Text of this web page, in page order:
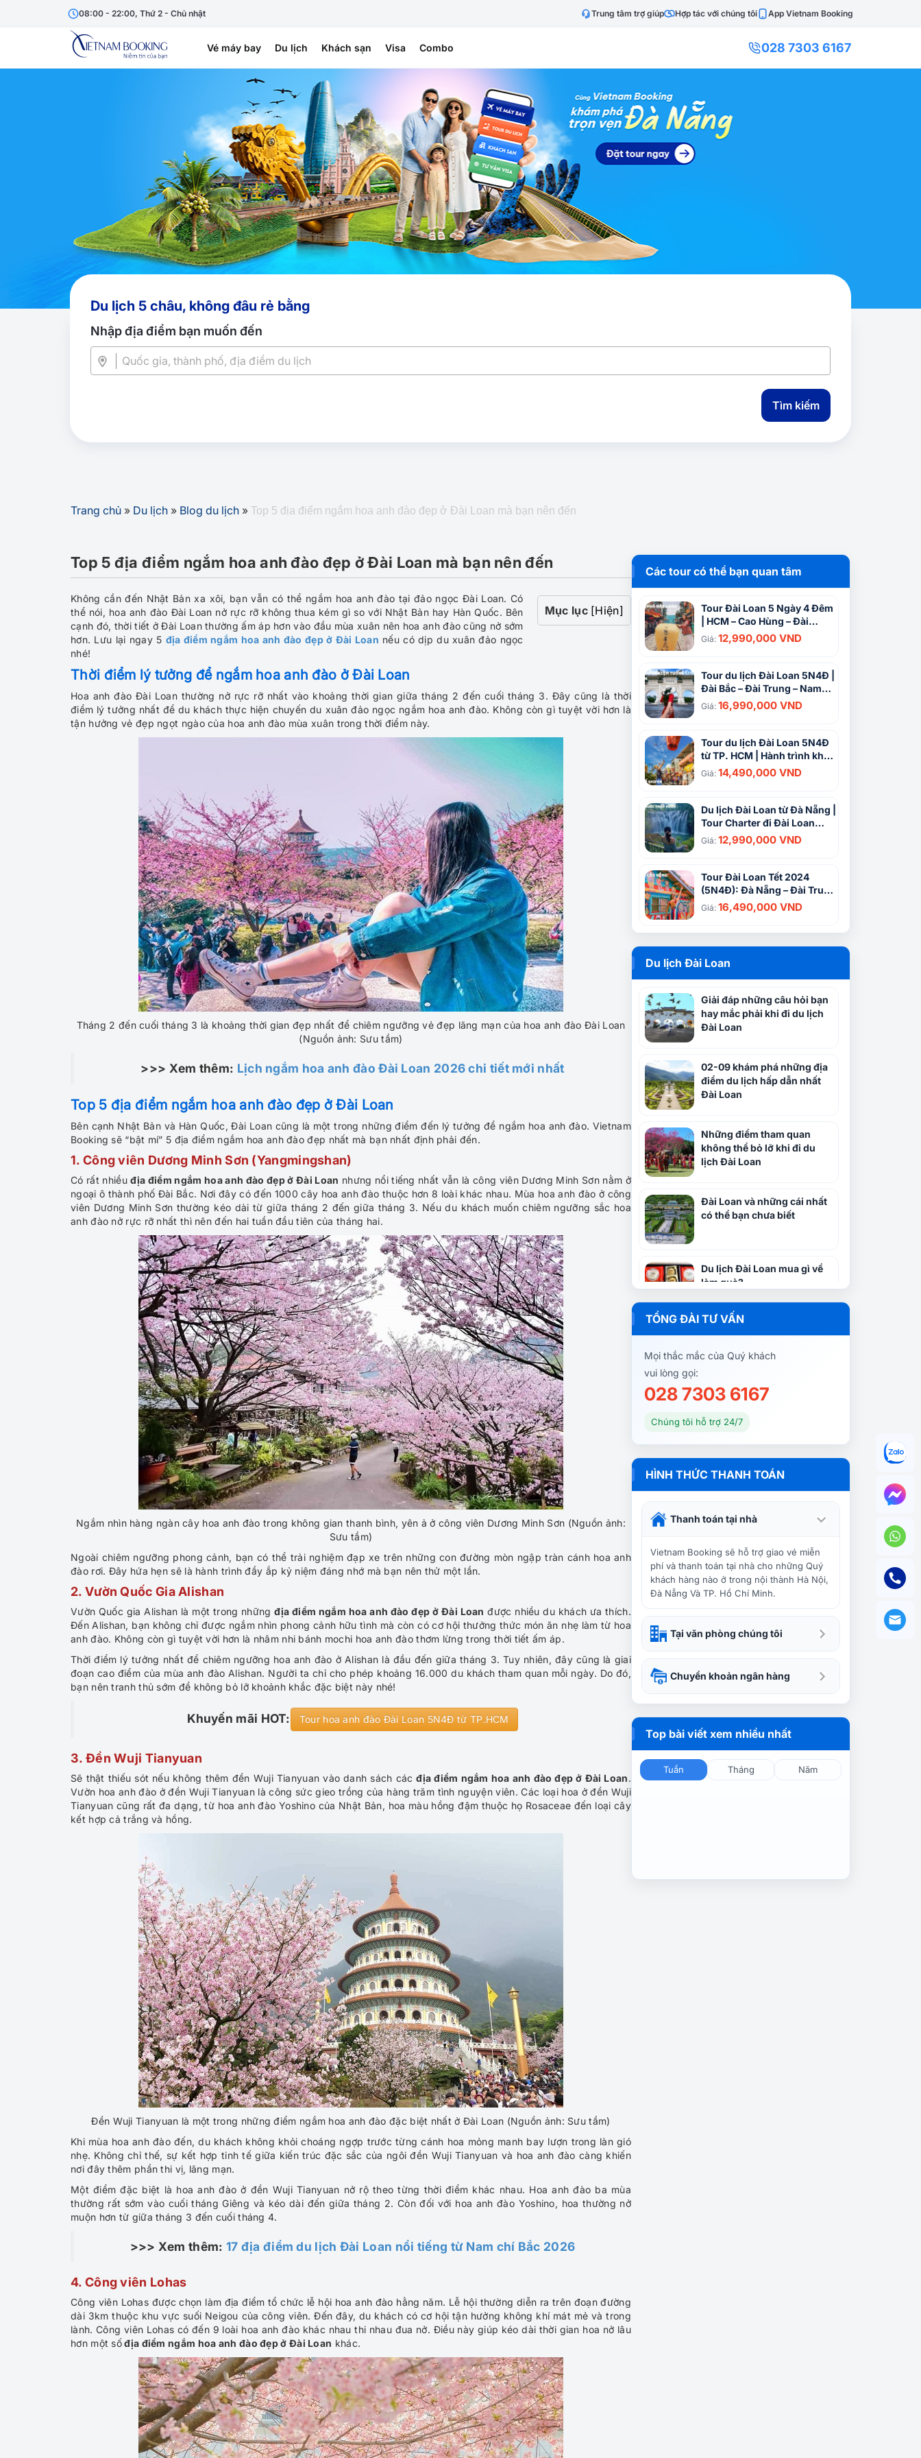
08:00 - 22:00, Thứ 2 - Chủ nhật Trung tâm trợ giúp Hợp tác với chúng tôi App Vietnam Booking
Vé máy bay Du lịch Khách sạn Visa Combo 028 7303 6167
Du lịch 5 châu, không đâu rẻ bằng
Nhập địa điểm bạn muốn đến
Tìm kiếm
Trang chủ » Du lịch » Blog du lịch » Top 5 địa điểm ngắm hoa anh đào đẹp ở Đài Loan mà bạn nên đến
Top 5 địa điểm ngắm hoa anh đào đẹp ở Đài Loan mà bạn nên đến
Mục lục [Hiện]
Không cần đến Nhật Bản xa xôi, bạn vẫn có thể ngắm hoa anh đào tại đảo ngọc Đài Loan. Có
thể nói, hoa anh đào Đài Loan nở rực rỡ không thua kém gì so với Nhật Bản hay Hàn Quốc. Bên
cạnh đó, thời tiết ở Đài Loan thường ấm áp hơn vào đầu mùa xuân nên hoa anh đào cũng nở sớm
hơn. Lưu lại ngay 5 địa điểm ngắm hoa anh đào đẹp ở Đài Loan nếu có dịp du xuân đảo ngọc
nhé!
Thời điểm lý tưởng để ngắm hoa anh đào ở Đài Loan
Hoa anh đào Đài Loan thường nở rực rỡ nhất vào khoảng thời gian giữa tháng 2 đến cuối tháng 3. Đây cũng là thời
điểm lý tưởng nhất để du khách thực hiện chuyến du xuân đảo ngọc ngắm hoa anh đào. Không còn gì tuyệt vời hơn là
tận hưởng vẻ đẹp ngọt ngào của hoa anh đào mùa xuân trong thời điểm này.
Tháng 2 đến cuối tháng 3 là khoảng thời gian đẹp nhất để chiêm ngưỡng vẻ đẹp lãng mạn của hoa anh đào Đài Loan
(Nguồn ảnh: Sưu tầm)
>>> Xem thêm: Lịch ngắm hoa anh đào Đài Loan 2026 chi tiết mới nhất
Top 5 địa điểm ngắm hoa anh đào đẹp ở Đài Loan
Bên cạnh Nhật Bản và Hàn Quốc, Đài Loan cũng là một trong những điểm đến lý tưởng để ngắm hoa anh đào. Vietnam
Booking sẽ “bật mí” 5 địa điểm ngắm hoa anh đào đẹp nhất mà bạn nhất định phải đến.
1. Công viên Dương Minh Sơn (Yangmingshan)
Có rất nhiềuđịa điểm ngắm hoa anh đào đẹp ở Đài Loan nhưng nổi tiếng nhất vẫn là công viên Dương Minh Sơn nằm ở
ngoại ô thành phố Đài Bắc. Nơi đây có đến 1000 cây hoa anh đào thuộc hơn 8 loài khác nhau. Mùa hoa anh đào ở công
viên Dương Minh Sơn thường kéo dài từ giữa tháng 2 đến giữa tháng 3. Nếu du khách muốn chiêm ngưỡng sắc hoa
anh đào nở rực rỡ nhất thì nên đến hai tuần đầu tiên của tháng hai.
Ngắm nhìn hàng ngàn cây hoa anh đào trong không gian thanh bình, yên ả ở công viên Dương Minh Sơn (Nguồn ảnh:
Sưu tầm)
Ngoài chiêm ngưỡng phong cảnh, bạn có thể trải nghiệm đạp xe trên những con đường mòn ngập tràn cánh hoa anh
đào rơi. Đây hứa hẹn sẽ là hành trình đầy ắp kỷ niệm đáng nhớ mà bạn nên thử một lần.
2. Vườn Quốc Gia Alishan
Vườn Quốc gia Alishan là một trong nhữngđịa điểm ngắm hoa anh đào đẹp ở Đài Loan được nhiều du khách ưa thích.
Đến Alishan, bạn không chỉ được ngắm nhìn phong cảnh hữu tình mà còn có cơ hội thưởng thức món ăn nhẹ làm từ hoa
anh đào. Không còn gì tuyệt vời hơn là nhâm nhi bánh mochi hoa anh đào thơm lừng trong thời tiết ấm áp.
Thời điểm lý tưởng nhất để chiêm ngưỡng hoa anh đào ở Alishan là đầu đến giữa tháng 3. Tuy nhiên, đây cũng là giai
đoạn cao điểm của mùa anh đào Alishan. Người ta chỉ cho phép khoảng 16.000 du khách tham quan mỗi ngày. Do đó,
bạn nên tranh thủ sớm để không bỏ lỡ khoảnh khắc đặc biệt này nhé!
Khuyến mãi HOT: Tour hoa anh đào Đài Loan 5N4Đ từ TP.HCM
3. Đền Wuji Tianyuan
Sẽ thật thiếu sót nếu không thêm đền Wuji Tianyuan vào danh sách cácđịa điểm ngắm hoa anh đào đẹp ở Đài Loan.
Vườn hoa anh đào ở đền Wuji Tianyuan là công sức gieo trồng của hàng trăm tình nguyện viên. Các loại hoa ở đền Wuji
Tianyuan cũng rất đa dạng, từ hoa anh đào Yoshino của Nhật Bản, hoa màu hồng đậm thuộc họ Rosaceae đến loại cây
kết hợp cả trắng và hồng.
Đền Wuji Tianyuan là một trong những điểm ngắm hoa anh đào đặc biệt nhất ở Đài Loan (Nguồn ảnh: Sưu tầm)
Khi mùa hoa anh đào đến, du khách không khỏi choáng ngợp trước từng cánh hoa mỏng manh bay lượn trong làn gió
nhẹ. Không chỉ thế, sự kết hợp tinh tế giữa kiến trúc đặc sắc của ngôi đền Wuji Tianyuan và hoa anh đào càng khiến
nơi đây thêm phần thi vị, lãng mạn.
Một điểm đặc biệt là hoa anh đào ở đền Wuji Tianyuan nở rộ theo từng thời điểm khác nhau. Hoa anh đào ba mùa
thường rất sớm vào cuối tháng Giêng và kéo dài đến giữa tháng 2. Còn đối với hoa anh đào Yoshino, hoa thường nở
muộn hơn từ giữa tháng 3 đến cuối tháng 4.
>>> Xem thêm: 17 địa điểm du lịch Đài Loan nổi tiếng từ Nam chí Bắc 2026
4. Công viên Lohas
Công viên Lohas được chọn làm địa điểm tổ chức lễ hội hoa anh đào hằng năm. Lễ hội thường diễn ra trên đoạn đường
dài 3km thuộc khu vực suối Neigou của công viên. Đến đây, du khách có cơ hội tận hưởng không khí mát mẻ và trong
lành. Công viên Lohas có đến 9 loài hoa anh đào khác nhau thi nhau đua nở. Điều này giúp kéo dài thời gian hoa nở lâu
hơn một sốđịa điểm ngắm hoa anh đào đẹp ở Đài Loan khác.
Các tour có thể bạn quan tâm
Tour Đài Loan 5 Ngày 4 Đêm
| HCM – Cao Hùng – Đài
Trung – Đài Bắc
Giá: 12,990,000 VND
Tour du lịch Đài Loan 5N4Đ |
Đài Bắc – Đài Trung – Nam
Đầu – Cao Hùng dịp Lễ
30/4/2024
Giá: 16,990,000 VND
Tour du lịch Đài Loan 5N4Đ
từ TP. HCM | Hành trình khám
phá Đài Bắc – Đài Trung – Cao
Giá: 14,490,000 VND
Du lịch Đài Loan từ Đà Nẵng |
Tour Charter đi Đài Loan
5N4D
Giá: 12,990,000 VND
Tour Đài Loan Tết 2024
(5N4Đ): Đà Nẵng – Đài Trung
– Đài Bắc
Giá: 16,490,000 VND
Du lịch Đài Loan
Giải đáp những câu hỏi bạn
hay mắc phải khi đi du lịch
Đài Loan
02-09 khám phá những địa
điểm du lịch hấp dẫn nhất
Đài Loan
Những điểm tham quan
không thể bỏ lỡ khi đi du
lịch Đài Loan
Đài Loan và những cái nhất
có thể bạn chưa biết
Du lịch Đài Loan mua gì về
làm quà?
Đến Đài Loan thưởng ngoạn
vẻ đẹp hồ Nhật Nguyệt
5 địa điểm thăm quan Đài
Loan nhất định phải đến
một lần trong đời
Du lịch Đài Loan – dễ đi khó
Đài Loan tiết kiệm
lịch hấp dẫn tại Hoa Liên Đài
Loan
Du lịch Đài Loan khám phá
chốn bồng lai tiên cảnh
Du lịch Đài Loan mùa nào
đẹp?
TỔNG ĐÀI TƯ VẤN
Mọi thắc mắc của Quý khách
vui lòng gọi:
028 7303 6167
Chúng tôi hỗ trợ 24/7
HÌNH THỨC THANH TOÁN
Thanh toán tại nhà
Vietnam Booking sẽ hỗ trợ giao vé miễn
phí và thanh toán tại nhà cho những Quý
khách hàng nào ở trong nội thành Hà Nội,
Đà Nẵng Và TP. Hồ Chí Minh.
Tại văn phòng chúng tôi
Chuyển khoản ngân hàng
Top bài viết xem nhiều nhất
Tuần Tháng Năm